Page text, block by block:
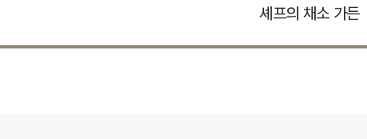
셰프의 채소 가든